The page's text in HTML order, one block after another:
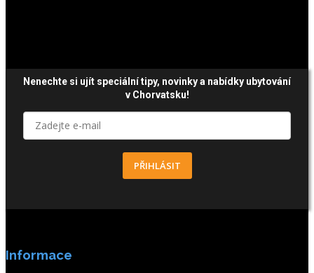
Nenechte si ujít speciální tipy, novinky a nabídky ubytování
v Chorvatsku!
PŘIHLÁSIT
Informace